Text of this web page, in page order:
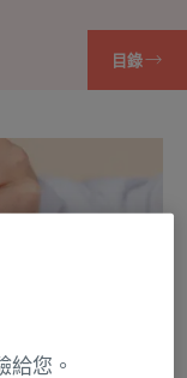
目錄
給您。